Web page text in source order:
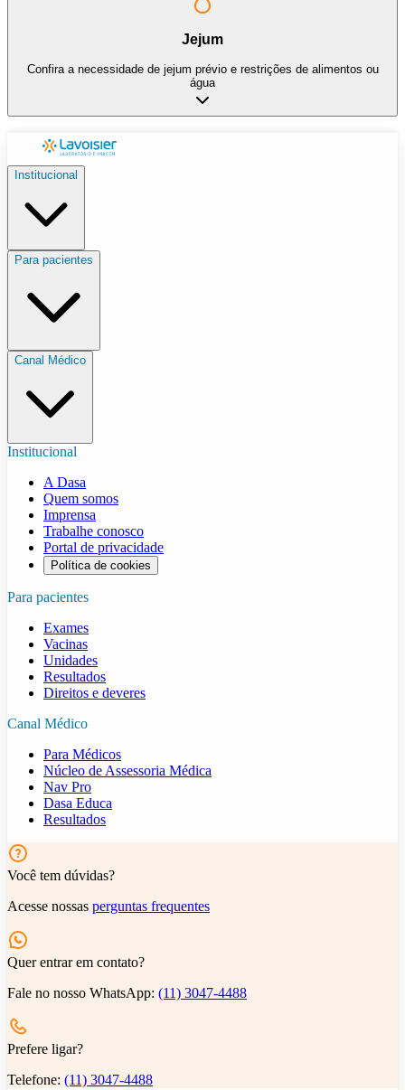
Jejum
Confira a necessidade de jejum prévio e restrições de alimentos ou
água
Institucional
Para pacientes
Canal Médico
Institucional
A Dasa
Quem somos
Imprensa
Trabalhe conosco
Portal de privacidade
Política de cookies
Para pacientes
Exames
Vacinas
Unidades
Resultados
Direitos e deveres
Canal Médico
Para Médicos
Núcleo de Assessoria Médica
Nav Pro
Dasa Educa
Resultados
Você tem dúvidas?
Acesse nossas perguntas frequentes
Quer entrar em contato?
Fale no nosso WhatsApp: (11) 3047-4488
Prefere ligar?
Telefone: (11) 3047-4488